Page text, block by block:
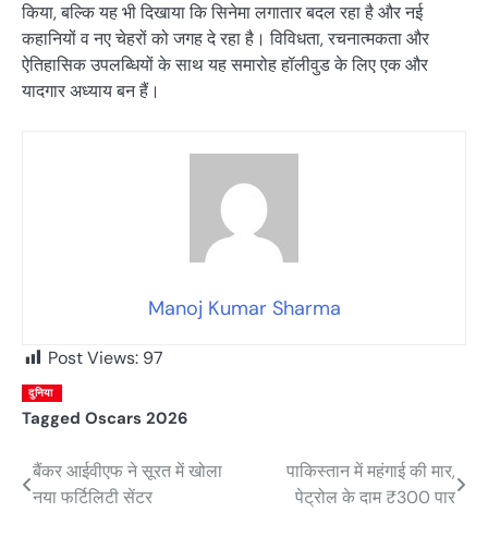
किया, बल्कि यह भी दिखाया कि सिनेमा लगातार बदल रहा है और नई
कहानियों व नए चेहरों को जगह दे रहा है। विविधता, रचनात्मकता और
ऐतिहासिक उपलब्धियों के साथ यह समारोह हॉलीवुड के लिए एक और
यादगार अध्याय बन हैं।
Manoj Kumar Sharma
Post Views: 97
दुनिया
Tagged Oscars 2026
Post
बैंकर आईवीएफ ने सूरत में खोला
नया फर्टिलिटी सेंटर
पाकिस्तान में महंगाई की मार,
पेट्रोल के दाम ₹300 पार